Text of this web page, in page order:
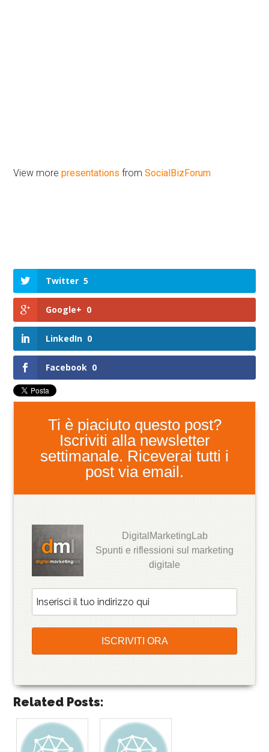
View morepresentations fromSocialBizForum
Twitter 5
Google+ 0
LinkedIn 0
Facebook 0
Ti è piaciuto questo post?
Iscriviti alla newsletter
settimanale. Riceverai tutti i
post via email.
DigitalMarketingLab
Spunti e riflessioni sul marketing
digitale
Related Posts: